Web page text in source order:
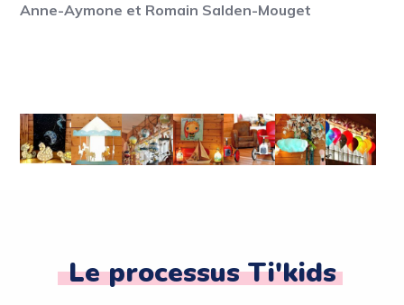
Anne-Aymone et Romain Salden-Mouget
Le processus Ti'kids